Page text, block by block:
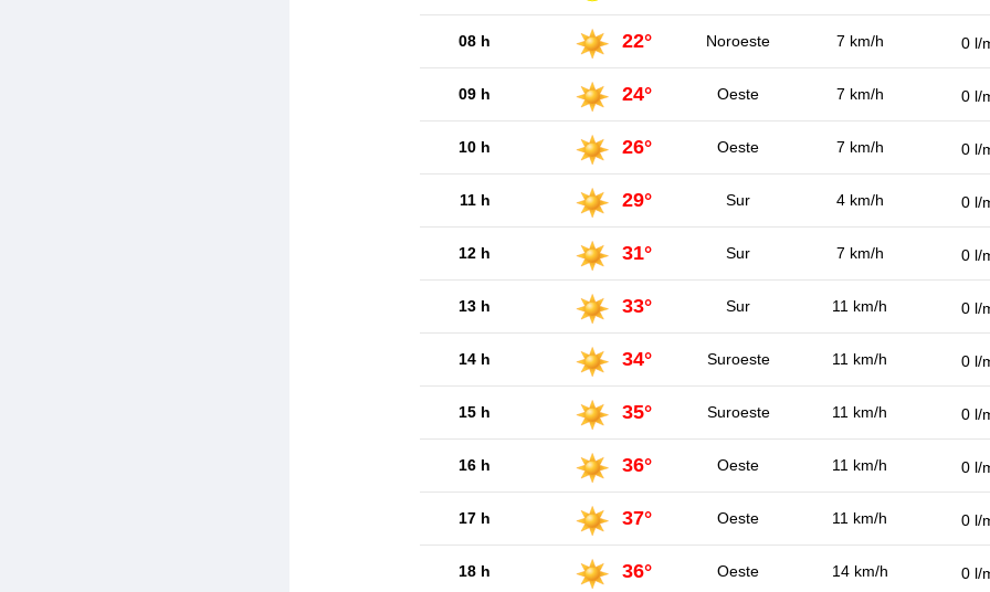
08 h 22° Noroeste 7 km/h 0 l/
09 h 24° Oeste 7 km/h 0 l/
10 h 26° Oeste 7 km/h 0 l/
11 h 29° Sur 4 km/h 0 l/
12 h 31° Sur 7 km/h 0 l/
13 h 33° Sur 11 km/h 0 l/
14 h 34° Suroeste 11 km/h 0 l/
15 h 35° Suroeste 11 km/h 0 l/
16 h 36° Oeste 11 km/h 0 l/
17 h 37° Oeste 11 km/h 0 l/
18 h 36° Oeste 14 km/h 0 l/